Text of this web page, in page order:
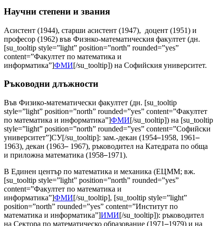
Научни степени и звания
Асистент (1944), старши асистент (1947), доцент (1951) и
професор (1962) във Физнко-математическия факултет (дн.
[su_tooltip style=”light” position=”north” rounded=”yes”
content=”Факултет по математика и
информатика”]ФМИ[/su_tooltip]) на Софийския университет.
Ръководни длъжности
Във Физико-математически факултет (дн. [su_tooltip
style=”light” position=”north” rounded=”yes” content=”Факултет
по математика и информатика”]ФМИ[/su_tooltip]) на [su_tooltip
style=”light” position=”north” rounded=”yes” content=”Софийски
университет”]СУ[/su_tooltip]: зам.-декан (1954–1958, 1961–
1963), декан (1963– 1967), ръководител на Катедрата по обща
и приложна математика (1958–1971).
В Единен център по математика и механика (ЕЦММ; вж.
[su_tooltip style=”light” position=”north” rounded=”yes”
content=”Факултет по математика и
информатика”]ФМИ[/su_tooltip], [su_tooltip style=”light”
position=”north” rounded=”yes” content=”Институт по
математика и информатика”]ИМИ[/su_tooltip]): ръководител
на Сектора по математическо образование (1971–1979) и на